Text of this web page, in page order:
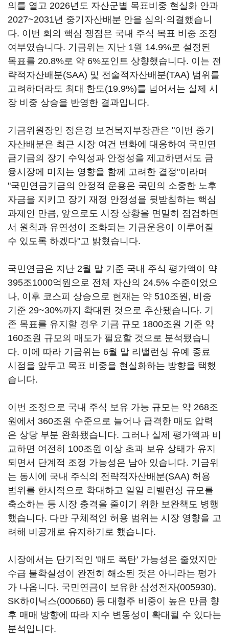
의를 열고 2026년도 자산군별 목표비중 현실화 안과
2027~2031년 중기자산배분 안을 심의·의결했습니
다. 이번 회의 핵심 쟁점은 국내 주식 목표 비중 조정
여부였습니다. 기금위는 지난 1월 14.9%로 설정된
목표를 20.8%로 약 6%포인트 상향했습니다. 이는 전
략적자산배분(SAA) 및 전술적자산배분(TAA) 범위를
고려하더라도 최대 한도(19.9%)를 넘어서는 실제 시
장 비중 상승을 반영한 결과입니다.
기금위원장인 정은경 보건복지부장관은 "이번 중기
자산배분은 최근 시장 여건 변화에 대응하여 국민연
금기금의 장기 수익성과 안정성을 제고하면서도 금
융시장에 미치는 영향을 함께 고려한 결정"이라며
"국민연금기금의 안정적 운용은 국민의 소중한 노후
자금을 지키고 장기 재정 안정성을 뒷받침하는 핵심
과제인 만큼, 앞으로도 시장 상황을 면밀히 점검하면
서 원칙과 유연성이 조화되는 기금운용이 이루어질
수 있도록 하겠다"고 밝혔습니다.
국민연금은 지난 2월 말 기준 국내 주식 평가액이 약
395조1000억원으로 전체 자산의 24.5% 수준이었으
나, 이후 코스피 상승으로 현재는 약 510조원, 비중
기준 29~30%까지 확대된 것으로 추산됐습니다. 기
존 목표를 유지할 경우 기금 규모 1800조원 기준 약
160조원 규모의 매도가 필요할 것으로 분석됐습니
다. 이에 따라 기금위는 6월 말 리밸런싱 유예 종료
시점을 앞두고 목표 비중을 현실화하는 방향을 택했
습니다.
이번 조정으로 국내 주식 보유 가능 규모는 약 268조
원에서 360조원 수준으로 늘어나 급격한 매도 압력
은 상당 부분 완화됐습니다. 그러나 실제 평가액과 비
교하면 여전히 100조원 이상 초과 보유 상태가 유지
되면서 단계적 조정 가능성은 남아 있습니다. 기금위
는 동시에 국내 주식의 전략적자산배분(SAA) 허용
범위를 한시적으로 확대하고 일일 리밸런싱 규모를
축소하는 등 시장 충격을 줄이기 위한 보완책도 병행
했습니다. 다만 구체적인 허용 범위는 시장 영향을 고
려해 비공개로 유지하기로 했습니다.
시장에서는 단기적인 '매도 폭탄' 가능성은 줄었지만
수급 불확실성이 완전히 해소된 것은 아니라는 평가
가 나옵니다. 국민연금이 보유한 삼성전자(005930),
SK하이닉스(000660) 등 대형주 비중이 높은 만큼 향
후 매매 방향에 따라 지수 변동성이 확대될 수 있다는
분석입니다.